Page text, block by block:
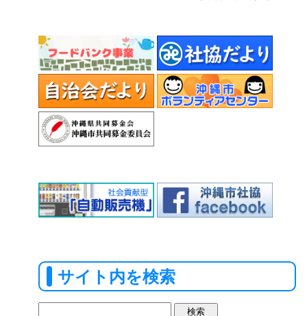
サイト内を検索